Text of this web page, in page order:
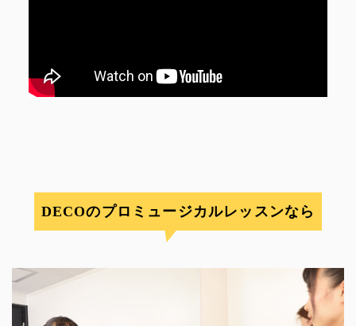
DECOのプロミュージカルレッスンなら